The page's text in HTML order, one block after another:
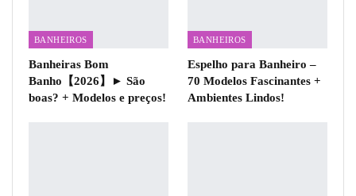
BANHEIROS
Banheiras Bom
Banho【2026】► São
boas? + Modelos e preços!
BANHEIROS
Espelho para Banheiro –
70 Modelos Fascinantes +
Ambientes Lindos!